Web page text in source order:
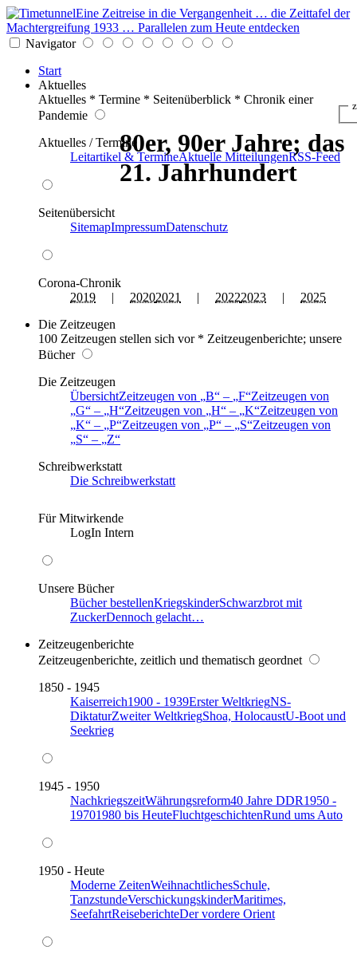
Eine Zeitreise in die Vergangenheit … die Zeittafel der
Machtergreifung 1933 … Parallelen zum Heute entdecken
Navigator
Start
Aktuelles
Aktuelles * Termine * Seitenüberblick * Chronik einer
Pandemie
Aktuelles / Termine
Leitartikel & TermineAktuelle MitteilungenRSS-Feed
Seitenübersicht
SitemapImpressumDatenschutz
Corona-Chronik
2019 | 20202021 | 20222023 | 2025
Die Zeitzeugen
100 Zeitzeugen stellen sich vor * Zeitzeugenberichte; unsere
Bücher
Die Zeitzeugen
ÜbersichtZeitzeugen von B – F Zeitzeugen von
G
– H Zeitzeugen von H – K Zeitzeugen von
K
– P Zeitzeugen von P – S Zeitzeugen von
S
–
Z
Schreibwerkstatt
Die Schreibwerkstatt
Für Mitwirkende
LogIn Intern
Unsere Bücher
Bücher bestellenKriegskinderSchwarzbrot mit
ZuckerDennoch gelacht…
Zeitzeugenberichte
Zeitzeugenberichte, zeitlich und thematisch geordnet
1850 - 1945
Kaiserreich1900 - 1939Erster WeltkriegNS-
DiktaturZweiter WeltkriegShoa, HolocaustU-Boot und
Seekrieg
1945 - 1950
NachkriegszeitWährungsreform40 Jahre DDR1950 -
19701980 bis HeuteFluchtgeschichtenRund ums Auto
1950 - Heute
Moderne ZeitenWeihnachtlichesSchule,
TanzstundeVerschickungskinderMaritimes,
SeefahrtReiseberichteDer vordere Orient
80er, 90er Jahre; das
21. Jahrhundert